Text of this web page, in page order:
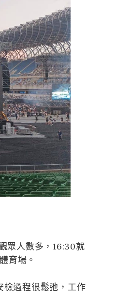
眾人數多，16:30就
育場。
檢過程很鬆弛，工作